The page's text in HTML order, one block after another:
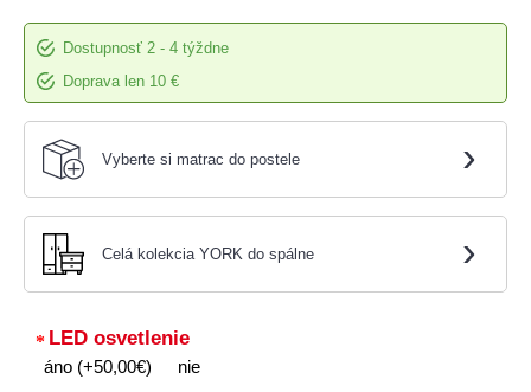
Dostupnosť 2 - 4 týždne
Doprava len 10 €
Vyberte si matrac do postele ›
Celá kolekcia YORK do spálne ›
LED osvetlenie
áno (+50,00€) nie